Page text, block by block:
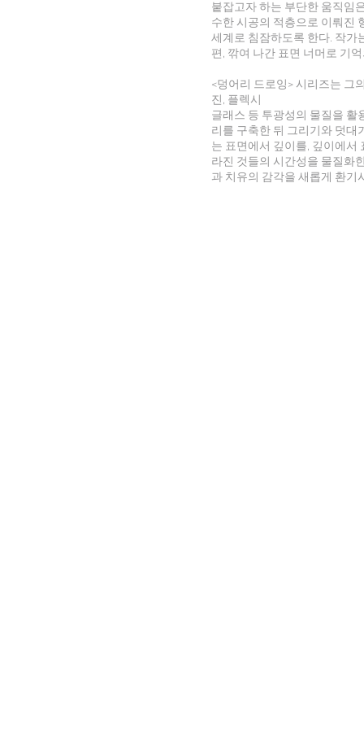
붙잡고자 하는 부단한 움직임
수한 시공의 적층으로 이뤄진
세계로 침잠하도록 한다. 작가
편, 깎여 나간 표면 너머로 기
<덩어리 드로잉> 시리즈는 그
진, 플렉시
글래스 등 투광성의 물질을
리를 구축한 뒤 그리기와 덧대
는 표면에서 깊이를, 깊이에서
라진 것들의 시간성을 물질화
과 치유의 감각을 새롭게 환기